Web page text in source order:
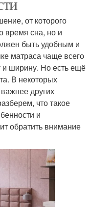
от которого
время сна, но и
быть удобным и
матраса чаще всего
ширину. Но есть ещё
В некоторых
других
что такое
и
обратить внимание